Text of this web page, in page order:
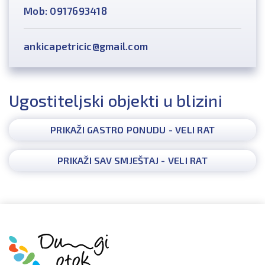
Mob: 0917693418
ankicapetricic@gmail.com
Ugostiteljski objekti u blizini
PRIKAŽI GASTRO PONUDU - VELI RAT
PRIKAŽI SAV SMJEŠTAJ - VELI RAT